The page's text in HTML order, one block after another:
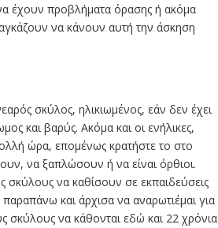
έχουν προβλήματα όρασης ή ακόμα
να κάνουν αυτή την άσκηση
σκύλος, ηλικιωμένος, εάν δεν έχει
και βαρύς. Ακόμα και οι ενήλικες,
ώρα, επομένως κρατήστε το στο
να ξαπλώσουν ή να είναι όρθιοι.
σκύλους να καθίσουν σε εκπαιδεύσεις
και άρχισα να αναρωτιέμαι για
σκύλους να κάθονται εδώ και 22 χρόνια